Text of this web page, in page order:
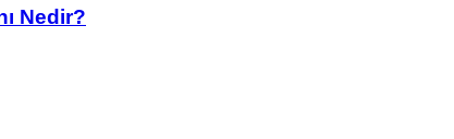
Nedir?